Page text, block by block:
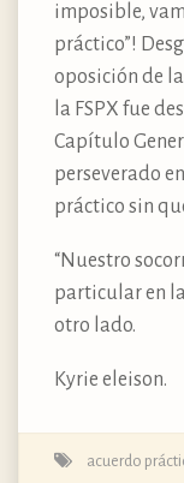
imposible,
práctico”!
oposición de
la FSPX fue
Capítulo
perseverado
práctico sin
“Nuestro
particular en
otro lado.
Kyrie eleison.
acuerdo